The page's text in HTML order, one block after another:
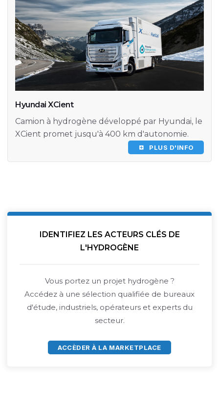
Hyundai XCient
Camion à hydrogène développé par Hyundai, le
XCient promet jusqu'à 400 km d'autonomie.
PLUS D'INFO
IDENTIFIEZ LES ACTEURS CLÉS DE
L'HYDROGÈNE
Vous portez un projet hydrogène ?
Accédez à une sélection qualifiée de bureaux
d'étude, industriels, opérateurs et experts du
secteur.
ACCÈDER À LA MARKETPLACE